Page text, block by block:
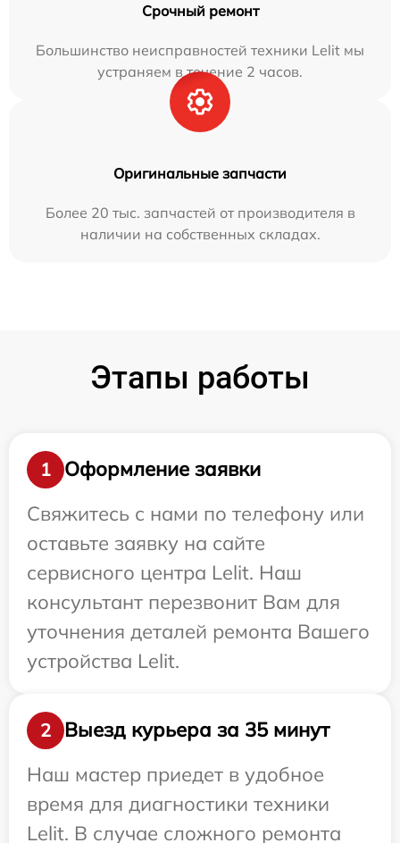
Срочный ремонт
Большинство неисправностей техники Lelit мы
устраняем в течение 2 часов.
Оригинальные запчасти
Более 20 тыс. запчастей от производителя в
наличии на собственных складах.
Этапы работы
1
Оформление заявки
Свяжитесь с нами по телефону или
оставьте заявку на сайте
сервисного центра Lelit. Наш
консультант перезвонит Вам для
уточнения деталей ремонта Вашего
устройства Lelit.
2
Выезд курьера за 35 минут
Наш мастер приедет в удобное
время для диагностики техники
Lelit. В случае сложного ремонта